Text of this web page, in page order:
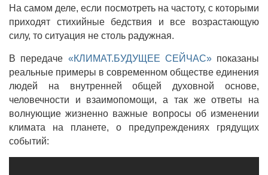
На самом деле, если посмотреть на частоту, с которыми
приходят стихийные бедствия и все возрастающую
силу, то ситуация не столь радужная.
В передаче «КЛИМАТ.БУДУЩЕЕ СЕЙЧАС»показаны
реальные примеры в современном обществе единения
людей на внутренней общей духовной основе,
человечности и взаимопомощи, а так же ответы на
волнующие жизненно важные вопросы об изменении
климата на планете, о предупреждениях грядущих
событий: